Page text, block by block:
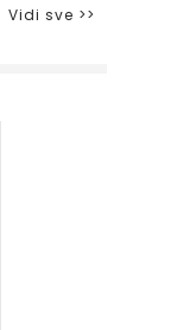
Vidi sve >>